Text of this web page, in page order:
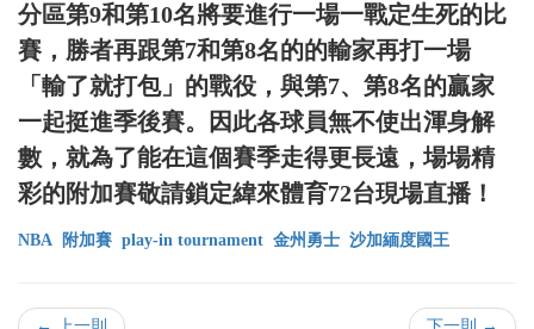
分區第9和第10名將要進行一場一戰定生死的比
賽，勝者再跟第7和第8名的的輸家再打一場
「輸了就打包」的戰役，與第7、第8名的贏家
一起挺進季後賽。因此各球員無不使出渾身解
數，就為了能在這個賽季走得更長遠，場場精
彩的附加賽敬請鎖定緯來體育72台現場直播！
NBA 附加賽 play-in tournament 金州勇士 沙加緬度國王